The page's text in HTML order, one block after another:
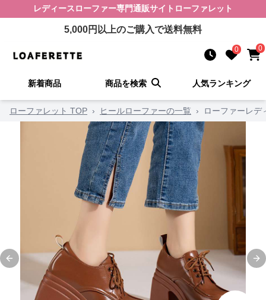
レディースローファー専門通販サイト ローファレット
5,000円以上のご購入で送料無料
0 0
新着商品 商品を検索 人気ランキング
ローファレット TOP › ヒールローファーの一覧 › ローファーレデ
Previous slide